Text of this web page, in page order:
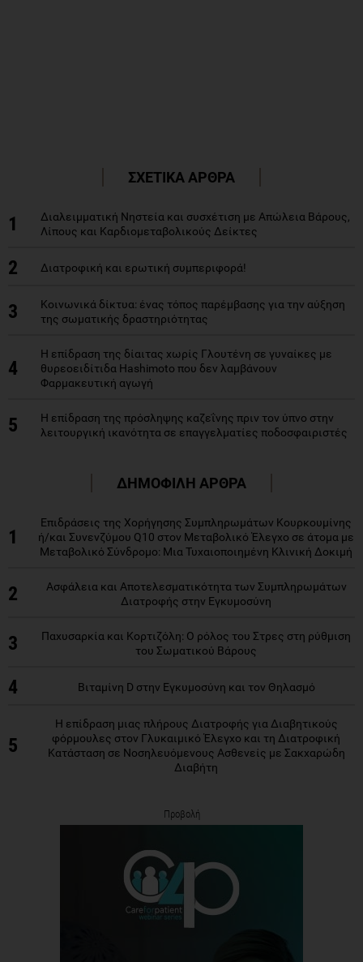
ΣΧΕΤΙΚΑ ΑΡΘΡΑ
1
Διαλειμματική Νηστεία και συσχέτιση με Απώλεια Βάρους,
Λίπους και Καρδιομεταβολικούς Δείκτες
2 Διατροφική και ερωτική συμπεριφορά!
3
Κοινωνικά δίκτυα: ένας τόπος παρέμβασης για την αύξηση
της σωματικής δραστηριότητας
4
Η επίδραση της δίαιτας χωρίς Γλουτένη σε γυναίκες με
θυρεοειδίτιδα Hashimoto που δεν λαμβάνουν
Φαρμακευτική αγωγή
5
Η επίδραση της πρόσληψης καζεΐνης πριν τον ύπνο στην
λειτουργική ικανότητα σε επαγγελματίες ποδοσφαιριστές
ΔΗΜΟΦΙΛΗ ΑΡΘΡΑ
1
Επιδράσεις της Χορήγησης Συμπληρωμάτων Κουρκουμίνης
ή/και Συνενζύμου Q10 στον Μεταβολικό Έλεγχο σε άτομα με
Μεταβολικό Σύνδρομο: Μια Τυχαιοποιημένη Κλινική Δοκιμή
2
Ασφάλεια και Αποτελεσματικότητα των Συμπληρωμάτων
Διατροφής στην Εγκυμοσύνη
3
Παχυσαρκία και Κορτιζόλη: Ο ρόλος του Στρες στη ρύθμιση
του Σωματικού Βάρους
4 Βιταμίνη D στην Εγκυμοσύνη και τον Θηλασμό
5
Η επίδραση μιας πλήρους Διατροφής για Διαβητικούς
φόρμουλες στον Γλυκαιμικό Έλεγχο και τη Διατροφική
Κατάσταση σε Νοσηλευόμενους Ασθενείς με Σακχαρώδη
Διαβήτη
Προβολή